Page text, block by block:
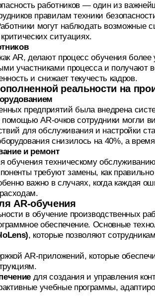
работников — один из
правилам техники
могут наблюдать возможные
ситуациях.
AR, делают процесс обучения
участниками процесса и получают
и снижает текучесть кадров.
реальности на
предприятий была внедрена
AR-очков сотрудники могли
для обслуживания и настройки
снизилось на 40%, а
и ремонт
обучения техническому
требуют замены, как
важно в случаях, когда каждая
AR-обучения
в обучение производственных
обеспечение. Основные
, которые позволяют
AR-приложений, которые
для создания и управления
учебные программы,